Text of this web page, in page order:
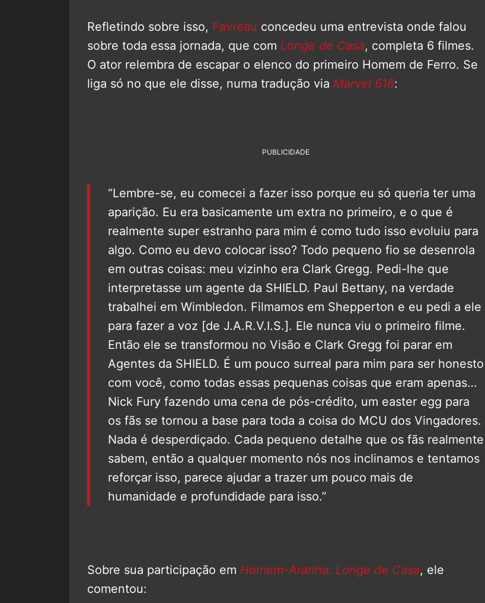
Refletindo sobre isso, Favreau concedeu uma entrevista onde falou
sobre toda essa jornada, que com Longe de Casa, completa 6 filmes.
O ator relembra de escapar o elenco do primeiro Homem de Ferro. Se
liga só no que ele disse, numa tradução via Marvel 616:
PUBLICIDADE
“Lembre-se, eu comecei a fazer isso porque eu só queria ter uma
aparição. Eu era basicamente um extra no primeiro, e o que é
realmente super estranho para mim é como tudo isso evoluiu para
algo. Como eu devo colocar isso? Todo pequeno fio se desenrola
em outras coisas: meu vizinho era Clark Gregg. Pedi-lhe que
interpretasse um agente da SHIELD. Paul Bettany, na verdade
trabalhei em Wimbledon. Filmamos em Shepperton e eu pedi a ele
para fazer a voz [de J.A.R.V.I.S.]. Ele nunca viu o primeiro filme.
Então ele se transformou no Visão e Clark Gregg foi parar em
Agentes da SHIELD. É um pouco surreal para mim para ser honesto
com você, como todas essas pequenas coisas que eram apenas…
Nick Fury fazendo uma cena de pós-crédito, um easter egg para
os fãs se tornou a base para toda a coisa do MCU dos Vingadores.
Nada é desperdiçado. Cada pequeno detalhe que os fãs realmente
sabem, então a qualquer momento nós nos inclinamos e tentamos
reforçar isso, parece ajudar a trazer um pouco mais de
humanidade e profundidade para isso.”
Sobre sua participação em Homem-Aranha: Longe de Casa, ele
comentou: